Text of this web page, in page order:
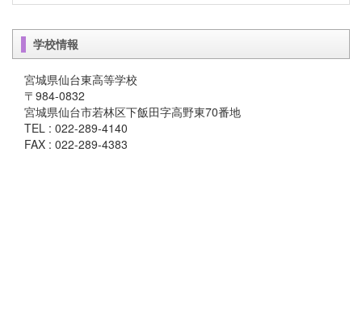
学校情報
宮城県仙台東高等学校
〒984-0832
宮城県仙台市若林区下飯田字高野東70番地
TEL : 022-289-4140
FAX : 022-289-4383